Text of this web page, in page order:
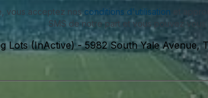
vous acceptez nos conditions d'utilisation et
SMS de notre part et vous pouvez
Lots (InActive)-5982 South Yale Avenue,